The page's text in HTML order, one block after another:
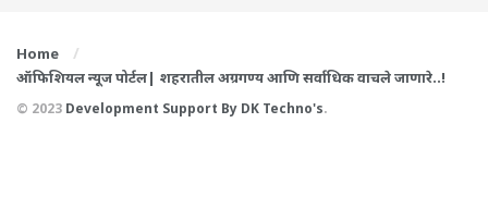
Home
ऑफिशियल न्यूज पोर्टल| शहरातील अग्रगण्य आणि सर्वाधिक वाचले जाणारे..!
© 2023 Development Support By DK Techno's.